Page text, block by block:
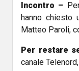
Incontro –
hanno chiesto
Matteo Paroli,
Per restare
canale